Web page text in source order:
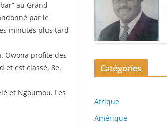
au Grand
par le
minutes plus tard
Owona profite des
et est classé, 8e.
et Ngoumou. Les
Catégories
Afrique
Amérique